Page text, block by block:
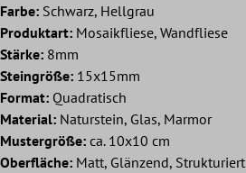
Farbe: Schwarz, Hellgrau
Produktart: Mosaikfliese, Wandfliese
Stärke: 8mm
Steingröße: 15x15mm
Format: Quadratisch
Material: Naturstein, Glas, Marmor
Mustergröße: ca. 10x10 cm
Oberfläche: Matt, Glänzend, Strukturiert